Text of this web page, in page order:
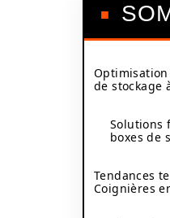
Optimisation
de stockage
Solutions
boxes de
Tendances
Coignières